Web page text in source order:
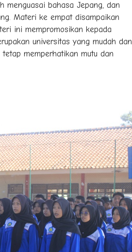
menguasai bahasa Jepang, dan
Materi ke empat disampaikan
ini mempromosikan kepada
universitas yang mudah dan
memperhatikan mutu dan